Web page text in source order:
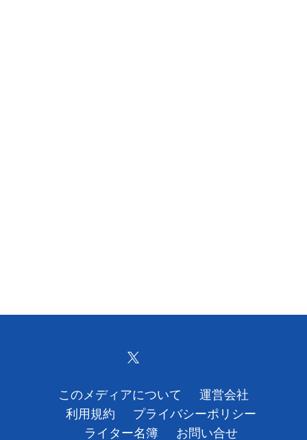
このメディアについて
運営会社
利用規約
プライバシーポリシー
ライター名簿
お問い合せ